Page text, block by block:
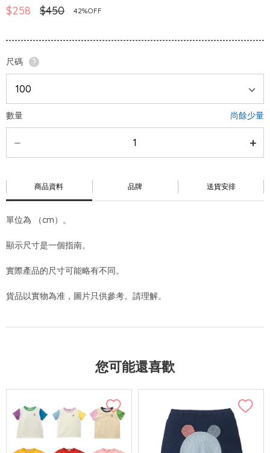
$258 $450 42%OFF
尺碼 ?
數量 尚餘少量
商品資料 品牌 送貨安排
單位為 （cm）。
顯示尺寸是一個指南。
實際產品的尺寸可能略有不同。
貨品以實物為准，圖片只供參考。請理解。
您可能還喜歡